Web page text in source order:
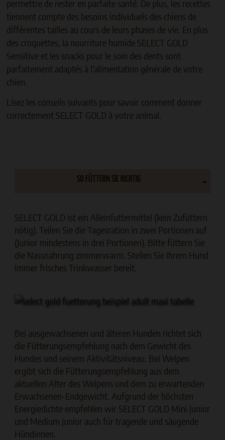
permettre de rester en parfaite santé. De plus, les recettes
tiennent compte des besoins individuels des chiens de
différentes tailles au cours de leurs phases de vie. En plus
des croquettes, la nourriture humide SELECT GOLD
Sensitive et les snacks pour le soin des dents sont
parfaitement adaptés à l'alimentation générale de votre
chien.
Lisez les conseils suivants pour savoir comment donner
correctement SELECT GOLD à votre animal.
SO FÜTTERN SIE RICHTIG
SELECT GOLD ist ein Alleinfuttermittel (kein Zufüttern
nötig). Teilen Sie die Tagesration in zwei Portionen auf
(Junior mindestens in drei Portionen). Bitte füttern Sie
die Nassnahrung zimmerwarm. Stellen Sie Ihrem Hund
immer frisches Trinkwasser bereit.
Bei ausgewachsenen und älteren Hunden richtet sich
die Fütterungsempfehlung nach dem Gewicht des
Hundes und seinem Aktivitätsniveau. Bei Welpen
ergibt sich die Fütterungsempfehlung aus dem
aktuellen Alter des Welpens und dem zu erwartenden
Erwachsenen-Endgewicht. Aufgrund der höchsten
Energiedichte empfehlen wir SELECT GOLD Mini Junior
und Medium Junior auch für tragende und säugende
Hündinnen.